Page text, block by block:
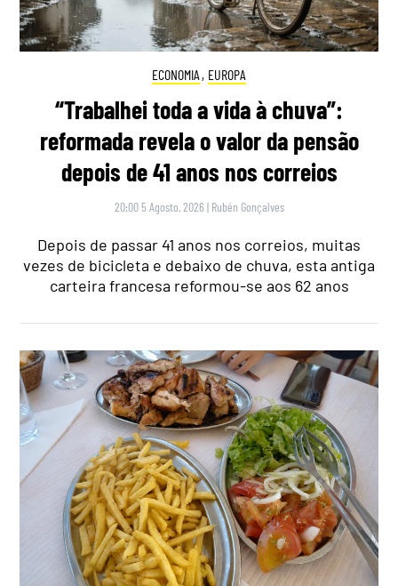
ECONOMIA , EUROPA
“Trabalhei toda a vida à chuva”:
reformada revela o valor da pensão
depois de 41 anos nos correios
20:00 5 Agosto, 2026 | Rubén Gonçalves
Depois de passar 41 anos nos correios, muitas
vezes de bicicleta e debaixo de chuva, esta antiga
carteira francesa reformou-se aos 62 anos